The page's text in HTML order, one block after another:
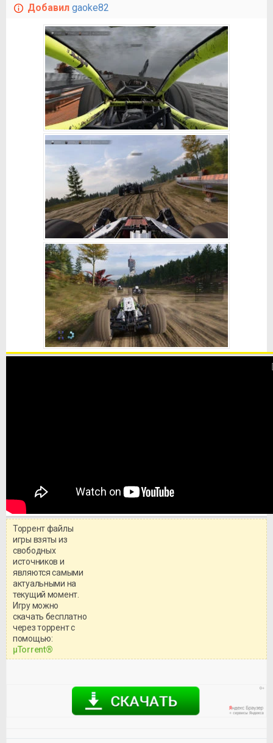
Добавил gaoke82
системными требованиями и
Торрент файлы
игры взяты из
свободных
источников и
являются самыми
актуальными на
текущий момент.
Игру можно
скачать бесплатно
через торрент с
помощью:
μTorrent®